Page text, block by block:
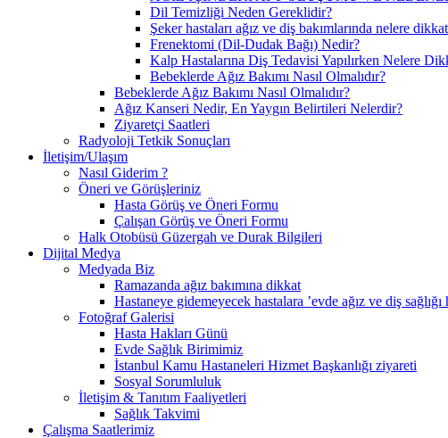
Dil Temizliği Neden Gereklidir?
Şeker hastaları ağız ve diş bakımlarında nelere
Frenektomi (Dil-Dudak Bağı) Nedir?
Kalp Hastalarına Diş Tedavisi Yapılırken Nelere
Bebeklerde Ağız Bakımı Nasıl Olmalıdır?
Bebeklerde Ağız Bakımı Nasıl Olmalıdır?
Ağız Kanseri Nedir, En Yaygın Belirtileri Nelerdir?
Ziyaretçi Saatleri
Radyoloji Tetkik Sonuçları
İletişim/Ulaşım
Nasıl Giderim ?
Öneri ve Görüşleriniz
Hasta Görüş ve Öneri Formu
Çalışan Görüş ve Öneri Formu
Halk Otobüsü Güzergah ve Durak Bilgileri
Dijital Medya
Medyada Biz
Ramazanda ağız bakımına dikkat
Hastaneye gidemeyecek hastalara ’evde ağız ve diş sağlığı
Fotoğraf Galerisi
Hasta Hakları Günü
Evde Sağlık Birimimiz
İstanbul Kamu Hastaneleri Hizmet Başkanlığı ziyareti
Sosyal Sorumluluk
İletişim & Tanıtım Faaliyetleri
Sağlık Takvimi
Çalışma Saatlerimiz